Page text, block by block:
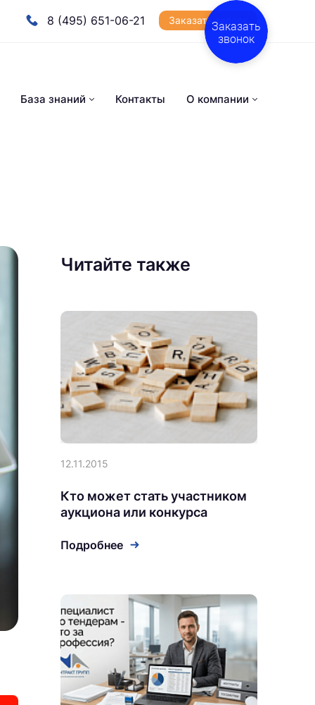
8 (495) 651-06-21 Заказать звонок
База знаний Контакты О компании
Читайте также
12.11.2015
Кто может стать участником
аукциона или конкурса
Подробнее
Заказать
звонок